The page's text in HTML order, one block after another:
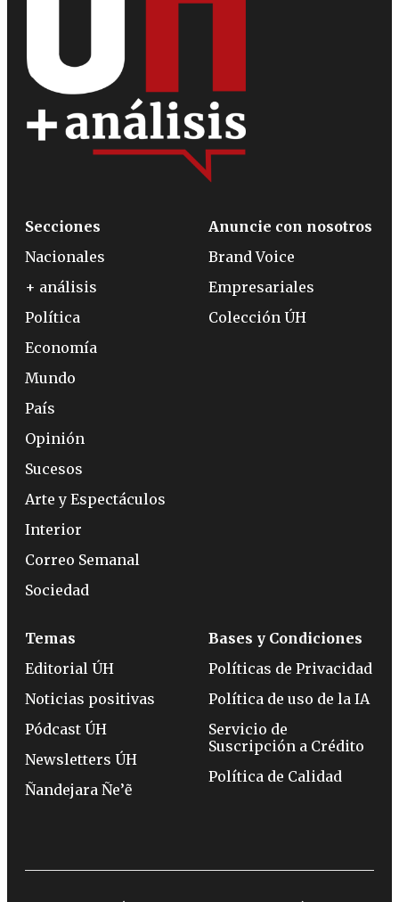
Secciones
Nacionales
+ análisis
Política
Economía
Mundo
País
Opinión
Sucesos
Arte y Espectáculos
Interior
Correo Semanal
Sociedad
Anuncie con nosotros
Brand Voice
Empresariales
Colección ÚH
Temas
Editorial ÚH
Noticias positivas
Pódcast ÚH
Newsletters ÚH
Ñandejara Ñe’ẽ
Bases y Condiciones
Políticas de Privacidad
Política de uso de la IA
Servicio de
Suscripción a Crédito
Política de Calidad